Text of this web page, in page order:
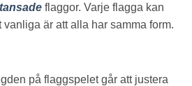
flaggor. Varje flagga kan
är att alla har samma form.
på flaggspelet går att justera